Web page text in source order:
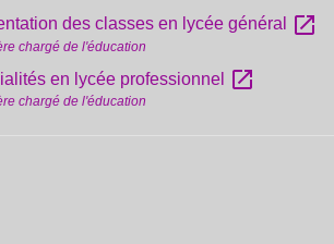
des classes en lycée général open_in_new
chargé de l'éducation
en lycée professionnel open_in_new
chargé de l'éducation